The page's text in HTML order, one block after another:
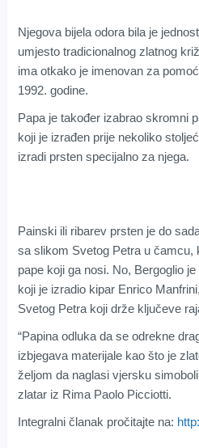
Njegova bijela odora bila je
umjesto tradicionalnog zlatnog
ima otkako je imenovan za
1992. godine.
Papa je također izabrao skromni
koji je izrađen prije nekoliko
izradi prsten specijalno za njega.
Painski ili ribarev prsten je do
sa slikom Svetog Petra u čamcu,
pape koji ga nosi. No, Bergoglio
koji je izradio kipar Enrico
Svetog Petra koji drže ključeve
“Papina odluka da se odrekne
izbjegava materijale kao što je
željom da naglasi vjersku
zlatar iz Rima Paolo Picciotti.
Integralni članak pročitajte na: